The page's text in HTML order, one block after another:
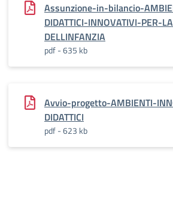
Assunzione-in-bilancio-
DIDATTICI-INNOVATIVI-PER-
DELLINFANZIA
pdf - 635 kb
Avvio-progetto-AMBIENTI-
DIDATTICI
pdf - 623 kb